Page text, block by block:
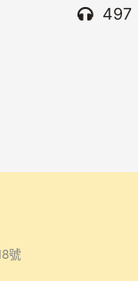
497
號